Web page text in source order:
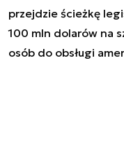
przejdzie ścieżkę
100 mln dolarów na
osób do obsługi